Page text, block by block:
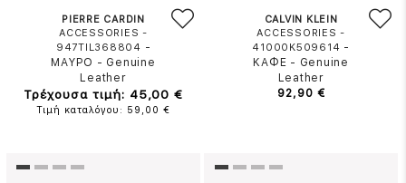
PIERRE CARDIN
ACCESSORIES -
947TIL368804 -
ΜΑΥΡΟ - Genuine
Leather
Τρέχουσα τιμή: 45,00 €
Τιμή καταλόγου: 59,00 €
CALVIN KLEIN
ACCESSORIES -
41000K509614 -
ΚΑΦΕ - Genuine
Leather
92,90 €